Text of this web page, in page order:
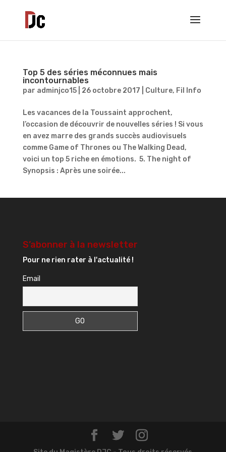
Top 5 des séries méconnues mais
incontournables
par adminjco15| 26 octobre 2017 Culture, Fil Info
Les vacances de la Toussaint approchent,
l’occasion de découvrir de nouvelles séries ! Si vous
en avez marre des grands succès audiovisuels
comme Game of Thrones ou The Walking Dead,
voici un top 5 riche en émotions. 5. The night of
Synopsis : Après une soirée...
S’abonner à la newsletter
Pour ne rien rater à l'actualité !
Email